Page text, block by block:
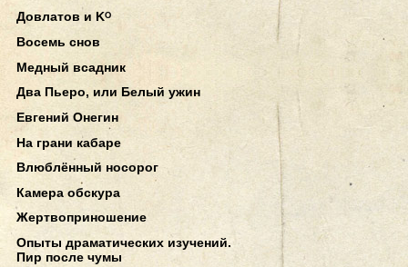
Довлатов и Kᴼ
Восемь снов
Медный всадник
Два Пьеро, или Белый ужин
Евгений Онегин
На грани кабаре
Влюблённый носорог
Камера обскура
Жертвоприношение
Опыты драматических изучений.
Пир после чумы